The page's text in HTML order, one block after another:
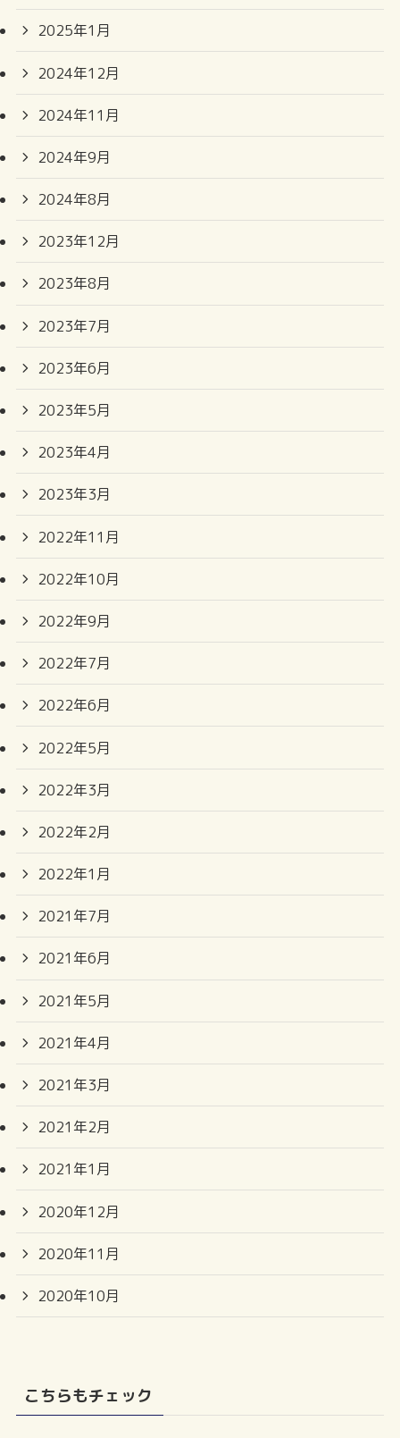
2025年1月
2024年12月
2024年11月
2024年9月
2024年8月
2023年12月
2023年8月
2023年7月
2023年6月
2023年5月
2023年4月
2023年3月
2022年11月
2022年10月
2022年9月
2022年7月
2022年6月
2022年5月
2022年3月
2022年2月
2022年1月
2021年7月
2021年6月
2021年5月
2021年4月
2021年3月
2021年2月
2021年1月
2020年12月
2020年11月
2020年10月
こちらもチェック